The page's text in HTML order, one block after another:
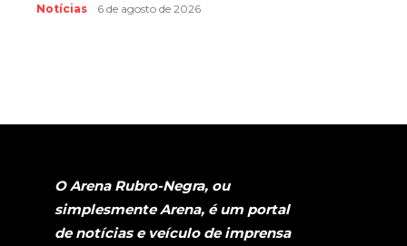
Notícias 6 de agosto de 2026
O Arena Rubro-Negra, ou
simplesmente Arena, é um portal
de notícias e veículo de imprensa